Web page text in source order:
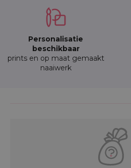
Personalisatie
beschikbaar
prints en op maat gemaakt
naaiwerk